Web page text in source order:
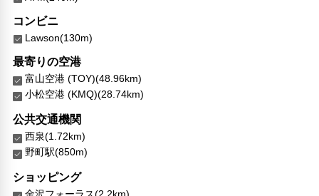
その他サービス
ドライクリーニング
両替
自動販売機
禁煙
コインランドリー
リネン・衣類の湯洗い
キャッシュレス支払いサービス
チケットサービス
コンビニ
Lawson(130m)
最寄りの空港
富山空港 (TOY)(48.96km)
小松空港 (KMQ)(28.74km)
公共交通機関
西泉(1.72km)
野町駅(850m)
ショッピング